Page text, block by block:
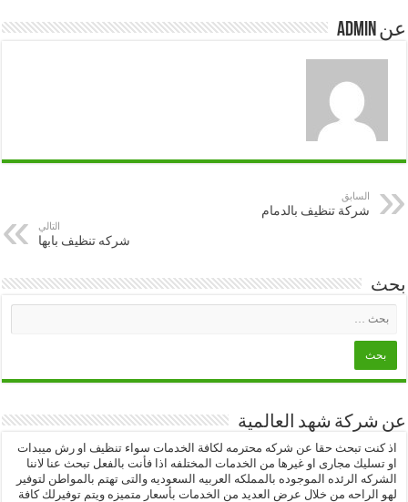
عن admin
السابق
شركة تنظيف بالدمام
التالي
شركه تنظيف بابها
بحث
عن شركة شهد العالمية
اذ كنت تبحث حقا عن شركه محترمه لكافة الخدمات سواء تنظيف او رش ميبدات
او تسليك مجارى او غيرها من الخدمات المختلفه اذا فأنت بالفعل تبحث عنا لاننا
الشركه الرئده الموجوده بالمملكه العربيه السعوديه والتى تهتم بالمواطن لتوفير
لهو الراحه من خلال عرض العديد من الخدمات بأسعار متميزه ويتم توفيرلك كافة